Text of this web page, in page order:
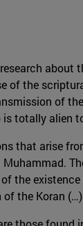
of the
of
totally alien
that arise
the
the Koran